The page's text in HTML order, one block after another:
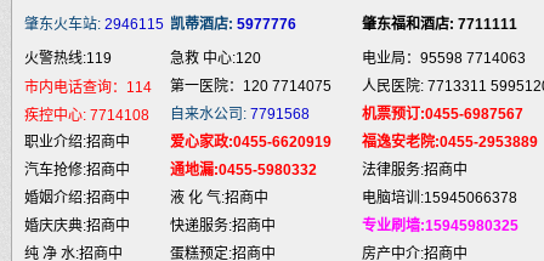
肇东火车站:
凯蒂酒店:
肇东福和酒店: 7711111
火警热线:119
急救 中心:120
电业局：95598 7714063
市内电话查询：114
第一医院：120 7714075
人民医院: 7713311
疾控中心:
自来水公司:
机票预订:0455-6987567
职业介绍:招商中
爱心家政:0455-6620919
福逸安老院:0455-2953889
汽车抢修:招商中
通地漏:0455-5980332
法律服务:招商中
婚姻介绍:招商中
液 化 气:招商中
电脑培训:15945066378
婚庆庆典:招商中
快递服务:招商中
专业刷墙:15945980325
纯 净 水:招商中
蛋糕预定:招商中
房产中介:招商中